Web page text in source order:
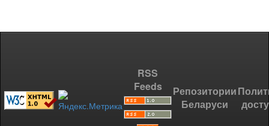
RSS
Feeds
Репозитории
Беларуси